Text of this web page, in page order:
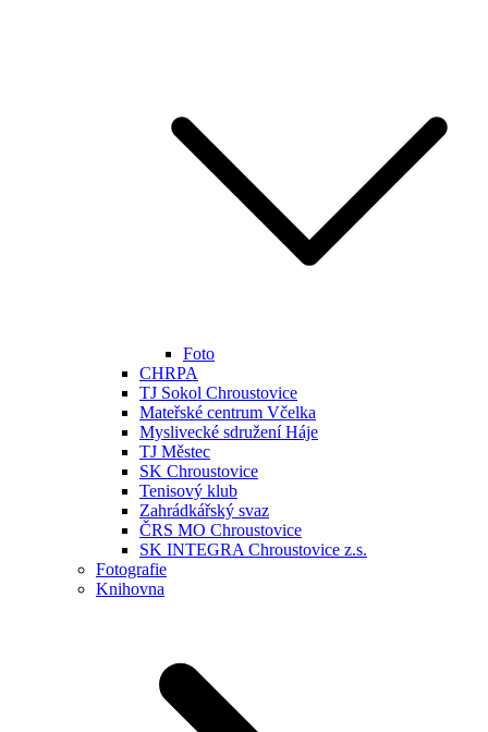
Foto
CHRPA
TJ Sokol Chroustovice
Mateřské centrum Včelka
Myslivecké sdružení Háje
TJ Městec
SK Chroustovice
Tenisový klub
Zahrádkářský svaz
ČRS MO Chroustovice
SK INTEGRA Chroustovice z.s.
Fotografie
Knihovna